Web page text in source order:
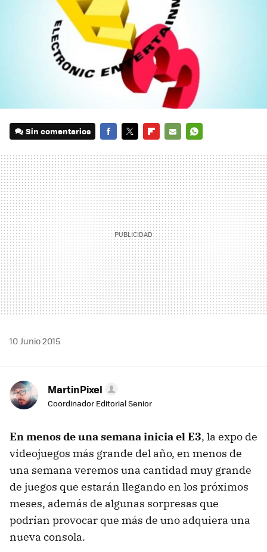
Sin comentarios
MAIL
10 Junio 2015
MartinPixel
Coordinador Editorial Senior
En menos de una semana inicia el E3, la expo de
videojuegos más grande del año, en menos de
una semana veremos una cantidad muy grande
de juegos que estarán llegando en los próximos
meses, además de algunas sorpresas que
podrían provocar que más de uno adquiera una
nueva consola.